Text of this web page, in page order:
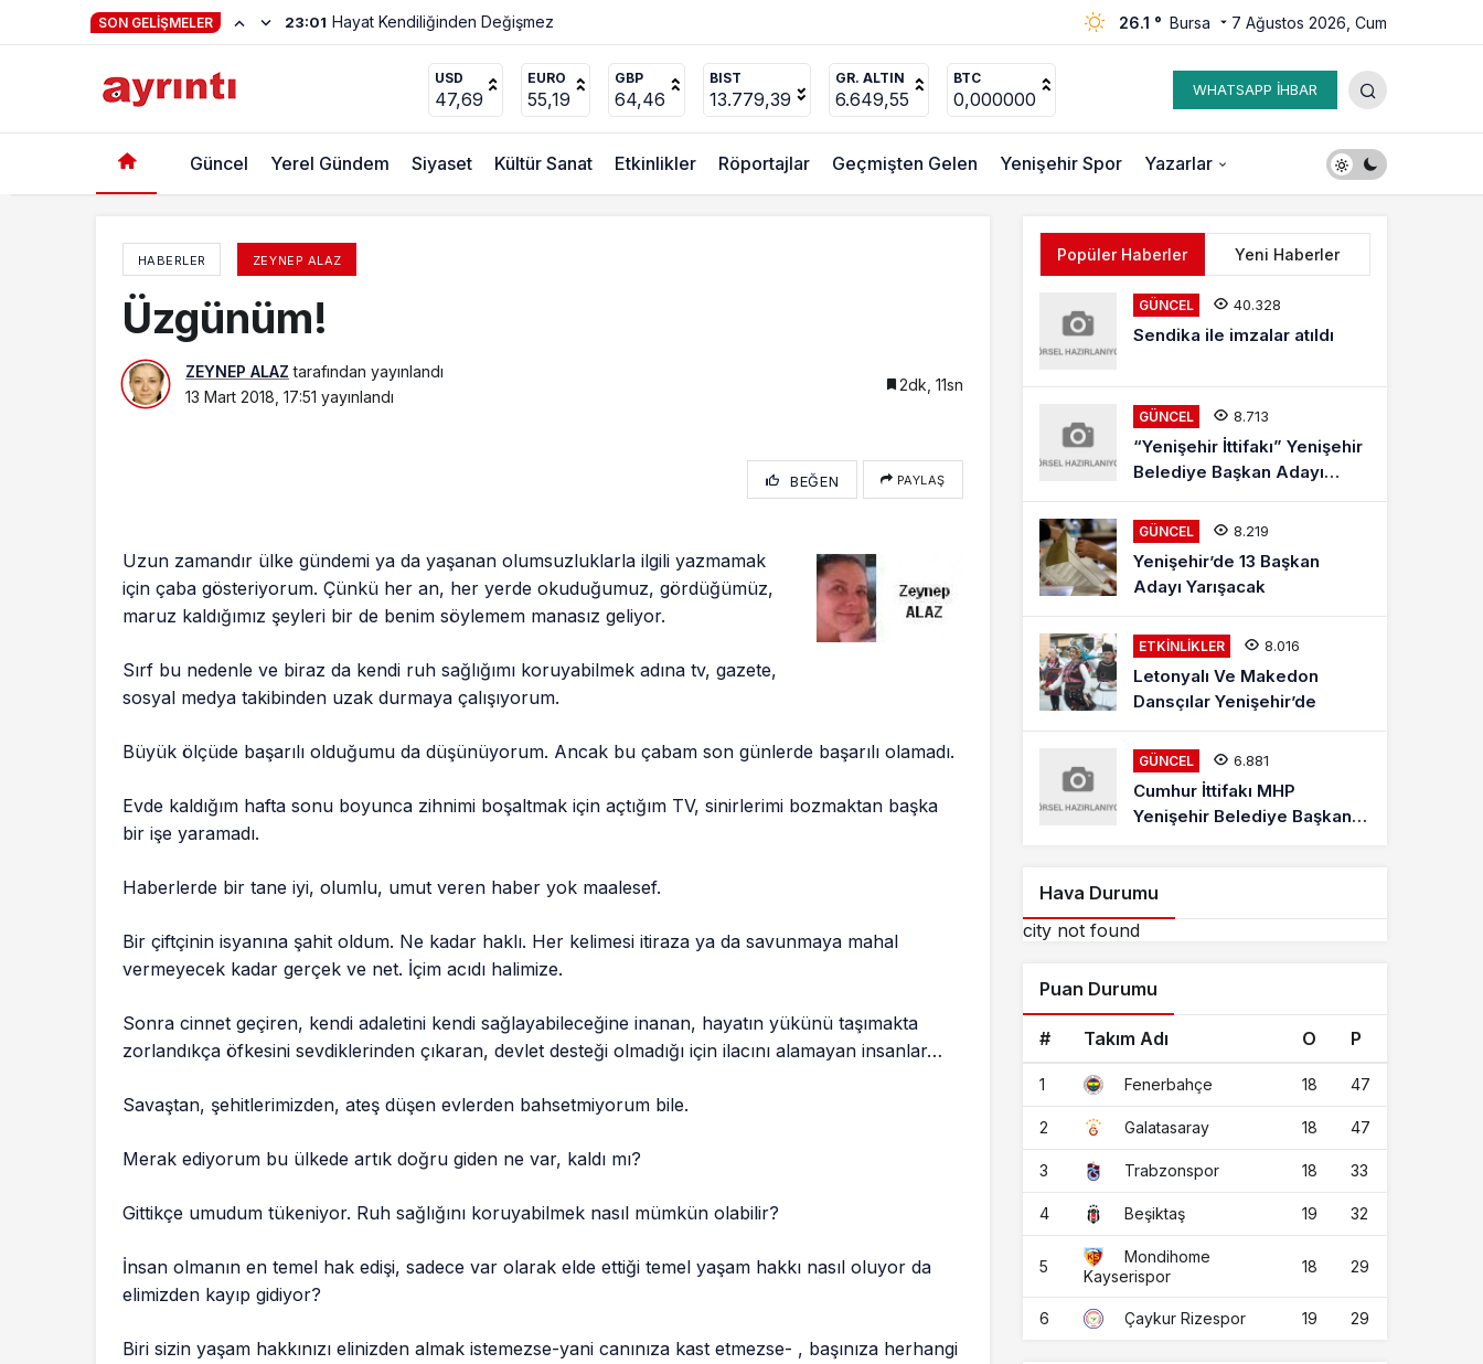
SON GELIŞMELER 26.1 ° Bursa 7 Ağustos 2026, Cum
USD
47,69
EURO
55,19
GBP
64,46
BIST
13.779,39
GR. ALTIN
6.649,55
BTC
0,000000 WHATSAPP İHBAR
Güncel Yerel Gündem Siyaset Kültür Sanat Etkinlikler Röportajlar Geçmişten Gelen Yenişehir Spor Yazarlar
HABERLER ZEYNEP ALAZ
Üzgünüm!
ZEYNEP ALAZ tarafından yayınlandı
13 Mart 2018, 17:51 yayınlandı
2dk, 11sn
BEĞEN PAYLAŞ
Uzun zamandır ülke gündemi ya da yaşanan olumsuzluklarla ilgili yazmamak
için çaba gösteriyorum. Çünkü her an, her yerde okuduğumuz, gördüğümüz,
maruz kaldığımız şeyleri bir de benim söylemem manasız geliyor.
Sırf bu nedenle ve biraz da kendi ruh sağlığımı koruyabilmek adına tv, gazete,
sosyal medya takibinden uzak durmaya çalışıyorum.
Büyük ölçüde başarılı olduğumu da düşünüyorum. Ancak bu çabam son günlerde başarılı olamadı.
Evde kaldığım hafta sonu boyunca zihnimi boşaltmak için açtığım TV, sinirlerimi bozmaktan başka
bir işe yaramadı.
Haberlerde bir tane iyi, olumlu, umut veren haber yok maalesef.
Bir çiftçinin isyanına şahit oldum. Ne kadar haklı. Her kelimesi itiraza ya da savunmaya mahal
vermeyecek kadar gerçek ve net. İçim acıdı halimize.
Sonra cinnet geçiren, kendi adaletini kendi sağlayabileceğine inanan, hayatın yükünü taşımakta
zorlandıkça öfkesini sevdiklerinden çıkaran, devlet desteği olmadığı için ilacını alamayan insanlar…
Savaştan, şehitlerimizden, ateş düşen evlerden bahsetmiyorum bile.
Merak ediyorum bu ülkede artık doğru giden ne var, kaldı mı?
Gittikçe umudum tükeniyor. Ruh sağlığını koruyabilmek nasıl mümkün olabilir?
İnsan olmanın en temel hak edişi, sadece var olarak elde ettiği temel yaşam hakkı nasıl oluyor da
elimizden kayıp gidiyor?
Biri sizin yaşam hakkınızı elinizden almak istemezse-yani canınıza kast etmezse- , başınıza herhangi
Popüler Haberler Yeni Haberler
GÜNCEL 40.328
Sendika ile imzalar atıldı
GÜNCEL 8.713
“Yenişehir İttifakı” Yenişehir
Belediye Başkan Adayı
Mehmet Kaya Röportajı
GÜNCEL 8.219
Yenişehir’de 13 Başkan
Adayı Yarışacak
ETKINLIKLER 8.016
Letonyalı Ve Makedon
Dansçılar Yenişehir’de
GÜNCEL 6.881
Cumhur İttifakı MHP
Yenişehir Belediye Başkan
Hava Durumu
city not found
Puan Durumu
# Takım Adı O P
1 Fenerbahçe 18 47
2 Galatasaray 18 47
3 Trabzonspor 18 33
4 Beşiktaş 19 32
5
Mondihome
Kayserispor
18 29
6 Çaykur Rizespor 19 29
Öfke